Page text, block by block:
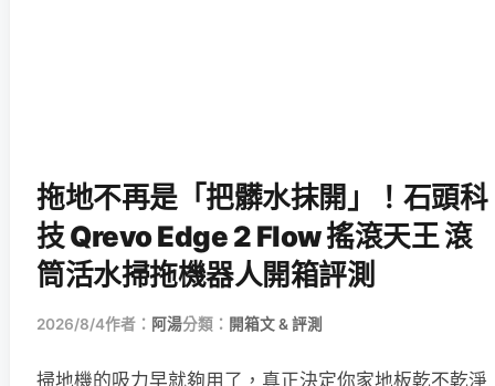
拖地不再是「把髒水抹開」！石頭科
技 Qrevo Edge 2 Flow 搖滾天王 滾
筒活水掃拖機器人開箱評測
2026/8/4作者： 阿湯分類： 開箱文 & 評測
掃地機的吸力早就夠用了，真正決定你家地板乾不乾淨